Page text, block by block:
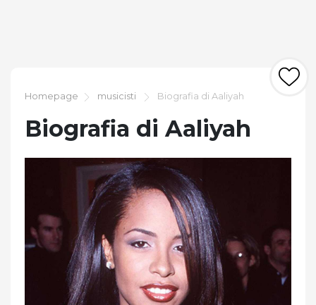
Homepage musicisti Biografia di Aaliyah
Biografia di Aaliyah